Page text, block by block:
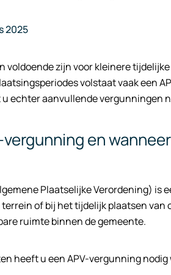
2025
voldoende zijn voor kleinere
volstaat vaak een
echter aanvullende vergunningen
vergunning en
Plaatselijke Verordening) is
of bij het tijdelijk plaatsen
ruimte binnen de gemeente.
heeft u een APV-vergunning nodig